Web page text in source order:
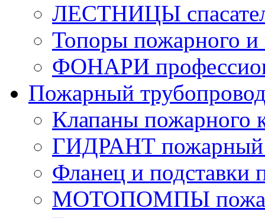
ЛЕСТНИЦЫ
Топоры пожарного и
ФОНАРИ
Пожарный
Клапаны пожарного
ГИДРАНТ пожарный
Фланец и подставки
МОТОПОМПЫ